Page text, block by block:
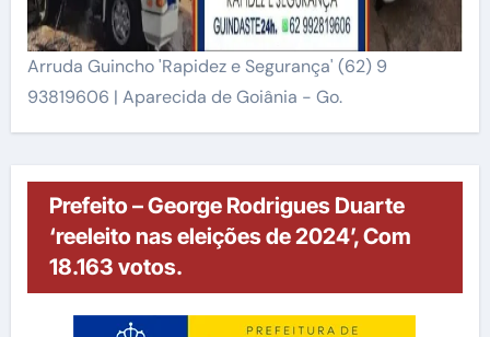
Arruda Guincho 'Rapidez e Segurança' (62) 9
93819606 | Aparecida de Goiânia - Go.
Prefeito – George Rodrigues Duarte
‘reeleito nas eleições de 2024’, Com
18.163 votos.